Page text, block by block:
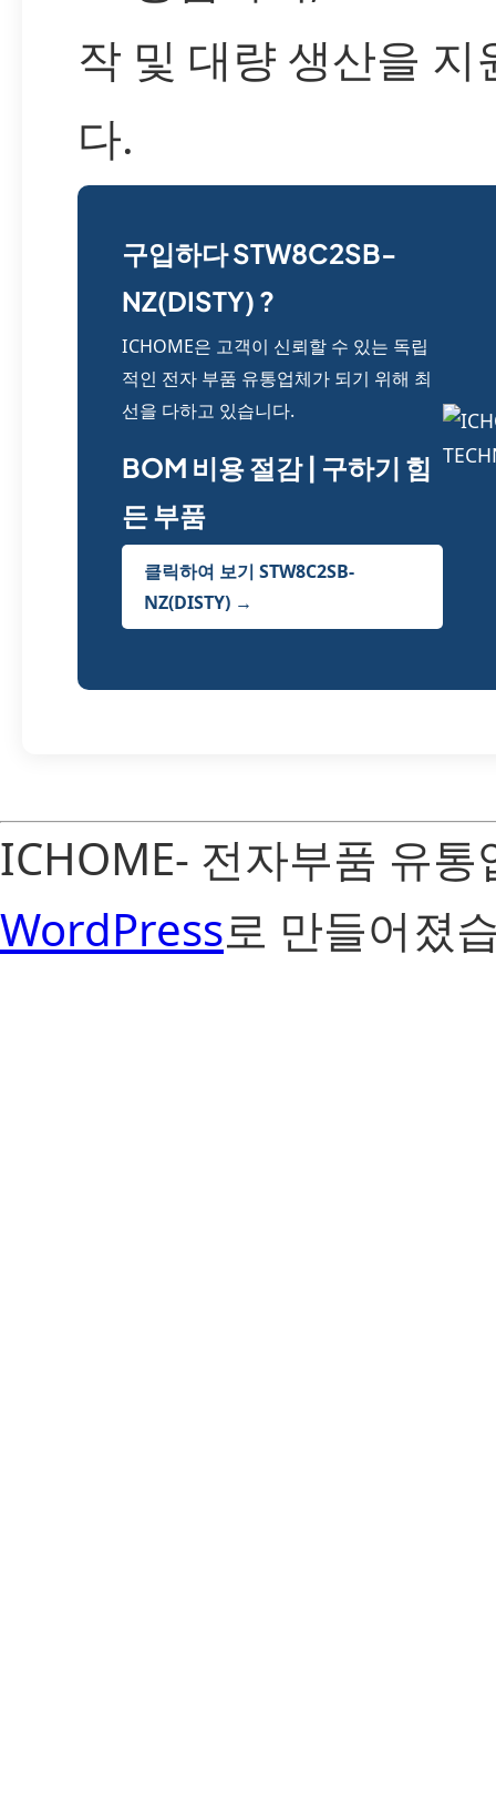
작 및 대량 생산을 지
다.
구입하다 STW8C2SB-
NZ(DISTY) ?
ICHOME은 고객이 신뢰할 수 있는 독립
적인 전자 부품 유통업체가 되기 위해 최
선을 다하고 있습니다.
BOM 비용 절감 | 구하기 힘
든 부품
클릭하여 보기 STW8C2SB-
NZ(DISTY) →
ICHOME- 전자부품 유
WordPress로 만들어졌